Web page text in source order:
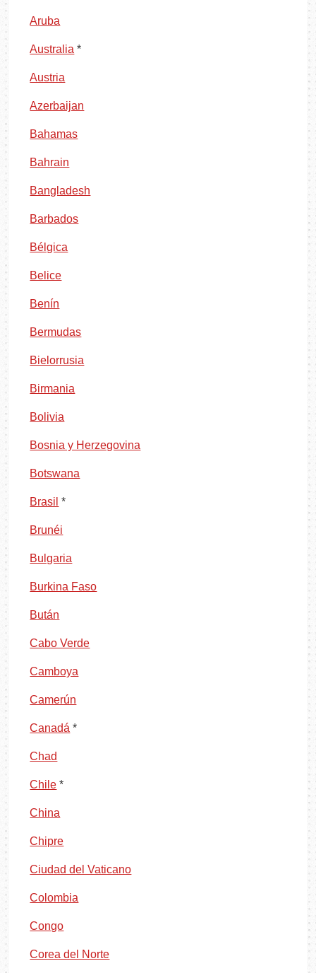
Aruba
Australia *
Austria
Azerbaijan
Bahamas
Bahrain
Bangladesh
Barbados
Bélgica
Belice
Benín
Bermudas
Bielorrusia
Birmania
Bolivia
Bosnia y Herzegovina
Botswana
Brasil *
Brunéi
Bulgaria
Burkina Faso
Bután
Cabo Verde
Camboya
Camerún
Canadá *
Chad
Chile *
China
Chipre
Ciudad del Vaticano
Colombia
Congo
Corea del Norte